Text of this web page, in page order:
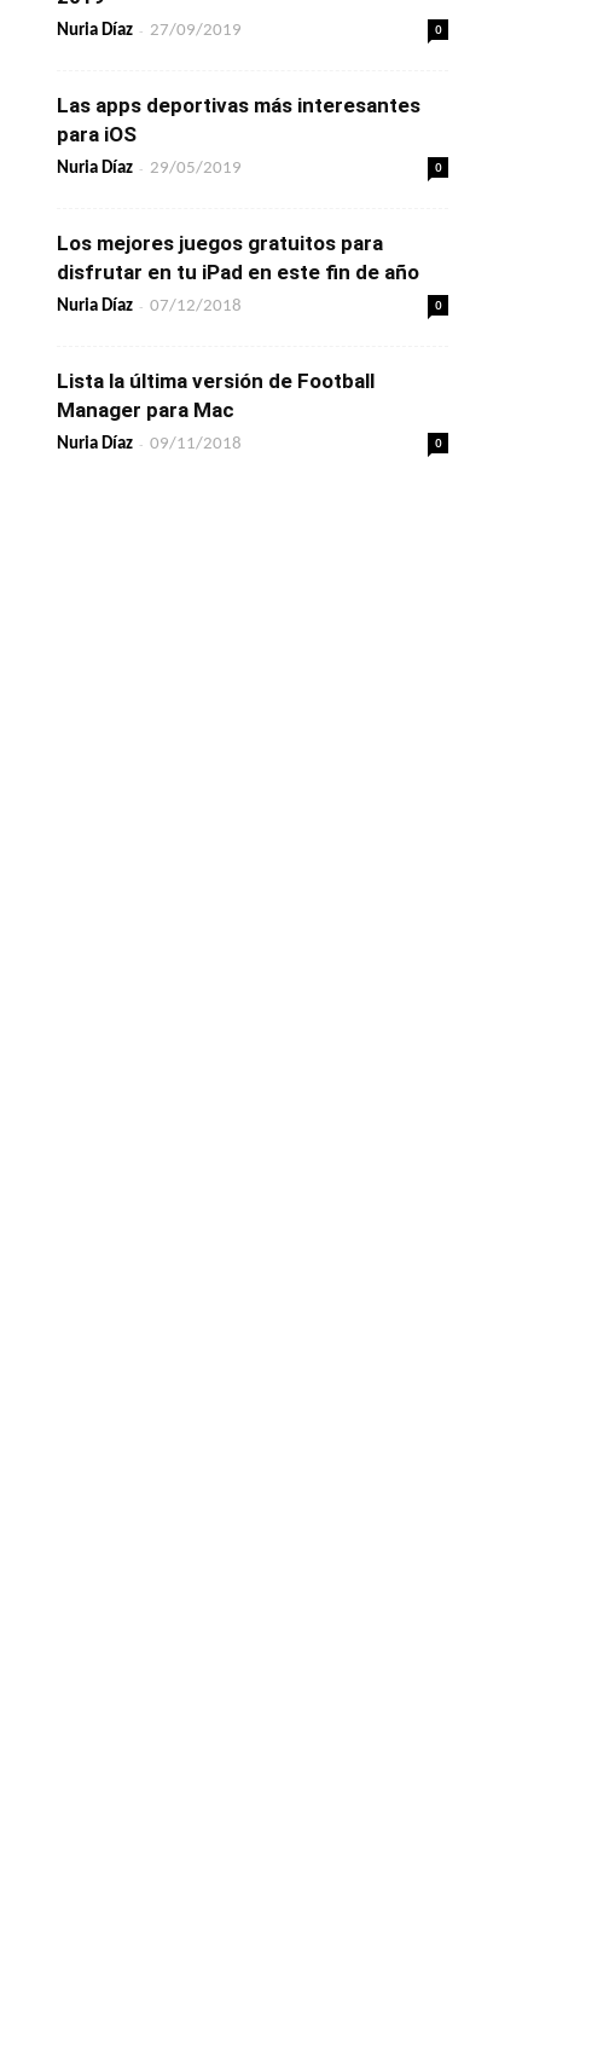
Nuria Díaz - 27/09/2019 0
Las apps deportivas más interesantes
para iOS
Nuria Díaz - 29/05/2019 0
Los mejores juegos gratuitos para
disfrutar en tu iPad en este fin de año
Nuria Díaz - 07/12/2018 0
Lista la última versión de Football
Manager para Mac
Nuria Díaz - 09/11/2018 0